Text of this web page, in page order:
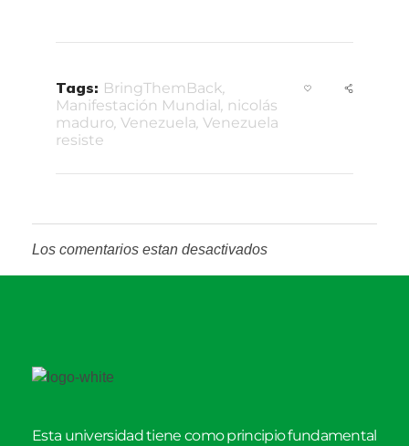
Tags: BringThemBack
Manifestación Mundial nicolás
maduro ,Venezuela ,Venezuela
resiste
Los comentarios estan desactivados
Esta universidad tiene como principio fundamental